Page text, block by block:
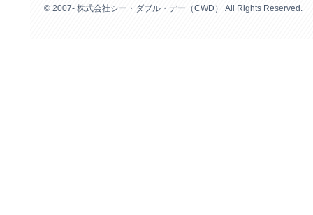
© 2007- 株式会社シー・ダブル・デー（CWD） All Rights Reserved.